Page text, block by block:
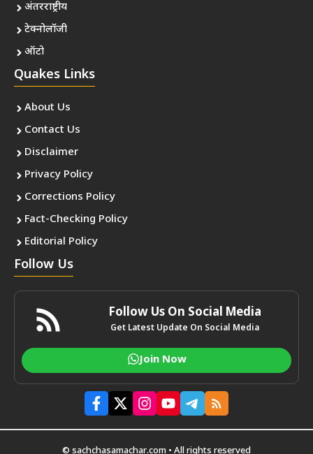
अंतरराष्ट्रीय
टेक्नोलॉजी
ऑटो
Quakes Links
About Us
Contact Us
Disclaimer
Privacy Policy
Corrections Policy
Fact-Checking Policy
Editorial Policy
Follow Us
Follow Us On Social Media
Get Latest Update On Social Media
Join Now
© sachchasamachar.com • All rights reserved